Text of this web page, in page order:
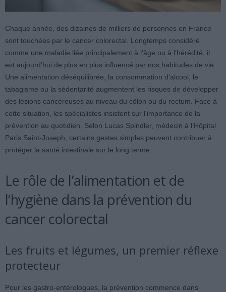
Chaque année, des dizaines de milliers de personnes en France
sont touchées par le cancer colorectal. Longtemps considéré
comme une maladie liée principalement à l’âge ou à l’hérédité, il
est aujourd’hui de plus en plus influencé par nos habitudes de vie.
Une alimentation déséquilibrée, la consommation d’alcool, le
tabagisme ou la sédentarité augmentent les risques de développer
des lésions cancéreuses au niveau du côlon ou du rectum. Face à
cette situation, les spécialistes insistent sur l’importance de la
prévention au quotidien. Selon Lucas Spindler, médecin à l’Hôpital
Paris Saint-Joseph, certains gestes simples peuvent contribuer à
protéger la santé intestinale sur le long terme.
Le rôle de l’alimentation et de
l’hygiène dans la prévention du
cancer colorectal
Les fruits et légumes, un premier réflexe
protecteur
Pour les gastro-entérologues, la prévention commence dans